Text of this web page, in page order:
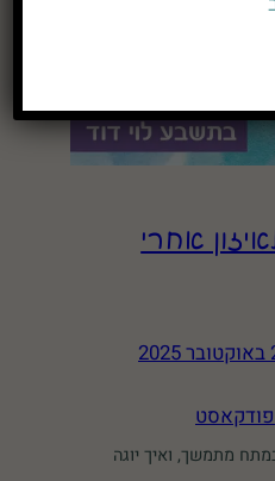
לאיזון אחרי
פודקאסט
מתמשך, ואיך יוגה